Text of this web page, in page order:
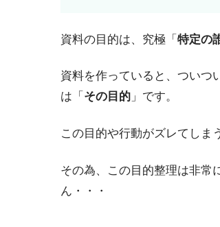
資料の目的は、究極「 特定の
資料を作っていると、ついつ
は「 その目的 」です。
この目的や行動がズレてしま
その為、この目的整理は非常
ん・・・